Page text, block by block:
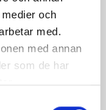
och
med.
med annan
som de har
2,7%
1000g